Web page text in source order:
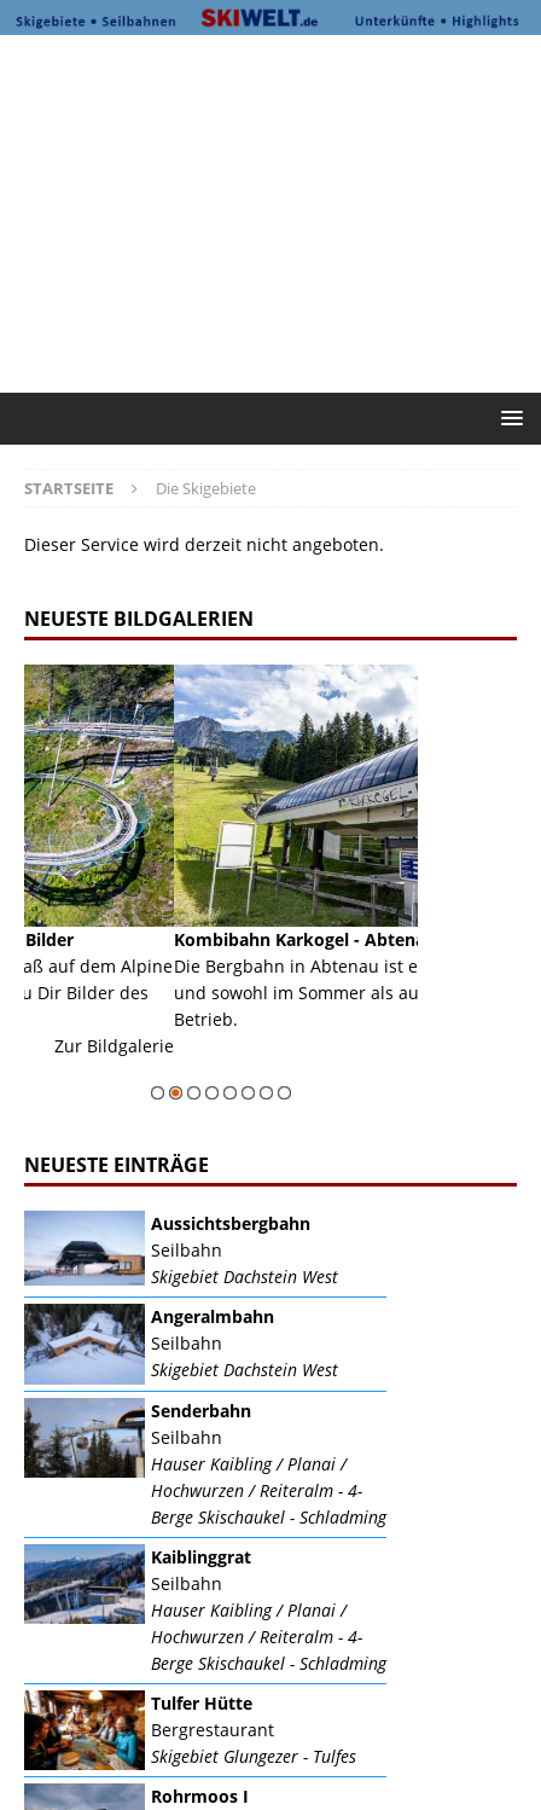
STARTSEITE Die Skigebiete
Dieser Service wird derzeit nicht angeboten.
NEUESTE BILDGALERIEN
Kombibahn Karkogel - Abtenau - Salzburg
Die Bergbahn in Abtenau ist eine Kombibahn
und sowohl im Sommer als auch im Winter in
NEUESTE EINTRÄGE
Aussichtsbergbahn
Seilbahn
Skigebiet Dachstein West
Angeralmbahn
Seilbahn
Skigebiet Dachstein West
Senderbahn
Seilbahn
Hauser Kaibling / Planai /
Hochwurzen / Reiteralm - 4-
Berge Skischaukel - Schladming
Kaiblinggrat
Seilbahn
Hauser Kaibling / Planai /
Hochwurzen / Reiteralm - 4-
Berge Skischaukel - Schladming
Tulfer Hütte
Bergrestaurant
Skigebiet Glungezer - Tulfes
Rohrmoos I